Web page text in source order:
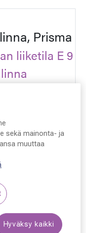
Prisma
liiketila E 9
sekä mainonta- ja
muuttaa
Hyväksy kaikki